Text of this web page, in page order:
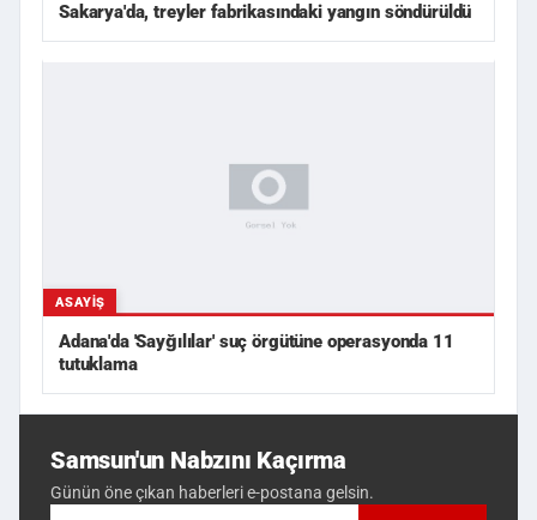
Sakarya'da, treyler fabrikasındaki yangın söndürüldü
ASAYIŞ
Adana'da 'Sayğılılar' suç örgütüne operasyonda 11
tutuklama
Samsun'un Nabzını Kaçırma
Günün öne çıkan haberleri e-postana gelsin.